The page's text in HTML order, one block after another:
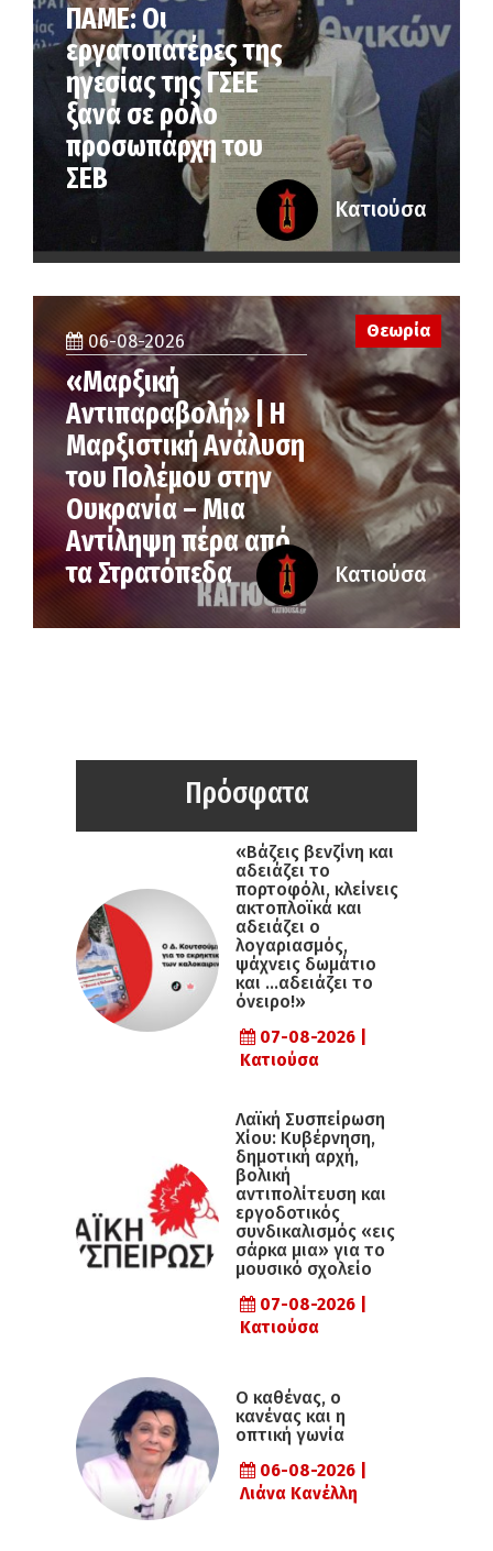
ΠΑΜΕ: Οι
εργατοπατέρες της
ηγεσίας της ΓΣΕΕ
ξανά σε ρόλο
προσωπάρχη του
ΣΕΒ
Κατιούσα
06-08-2026
«Μαρξική
Αντιπαραβολή» | Η
Μαρξιστική Ανάλυση
του Πολέμου στην
Ουκρανία – Μια
Αντίληψη πέρα από
τα Στρατόπεδα
Θεωρία
Κατιούσα
Πρόσφατα
«Βάζεις βενζίνη και
αδειάζει το
πορτοφόλι, κλείνεις
ακτοπλοϊκά και
αδειάζει ο
λογαριασμός,
ψάχνεις δωμάτιο
και …αδειάζει το
όνειρο!»
07-08-2026 |
Κατιούσα
Λαϊκή Συσπείρωση
Χίου: Κυβέρνηση,
δημοτική αρχή,
βολική
αντιπολίτευση και
εργοδοτικός
συνδικαλισμός «εις
σάρκα μια» για το
μουσικό σχολείο
07-08-2026 |
Κατιούσα
Ο καθένας, ο
κανένας και η
οπτική γωνία
06-08-2026 |
Λιάνα Κανέλλη